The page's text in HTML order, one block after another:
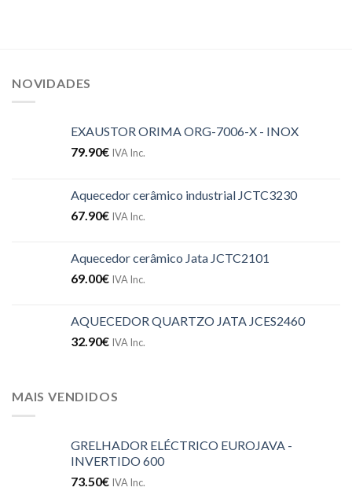
NOVIDADES
EXAUSTOR ORIMA ORG-7006-X - INOX
79.90€ IVA Inc.
Aquecedor cerâmico industrial JCTC3230
67.90€ IVA Inc.
Aquecedor cerâmico Jata JCTC2101
69.00€ IVA Inc.
AQUECEDOR QUARTZO JATA JCES2460
32.90€ IVA Inc.
MAIS VENDIDOS
GRELHADOR ELÉCTRICO EUROJAVA -
INVERTIDO 600
73.50€ IVA Inc.